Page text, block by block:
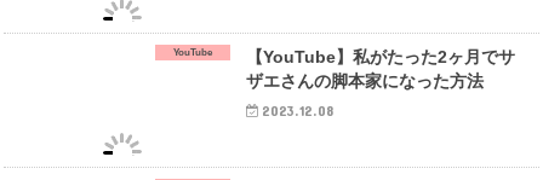
YouTube
【YouTube】私がたった2ヶ月でサ
ザエさんの脚本家になった方法
2023.12.08